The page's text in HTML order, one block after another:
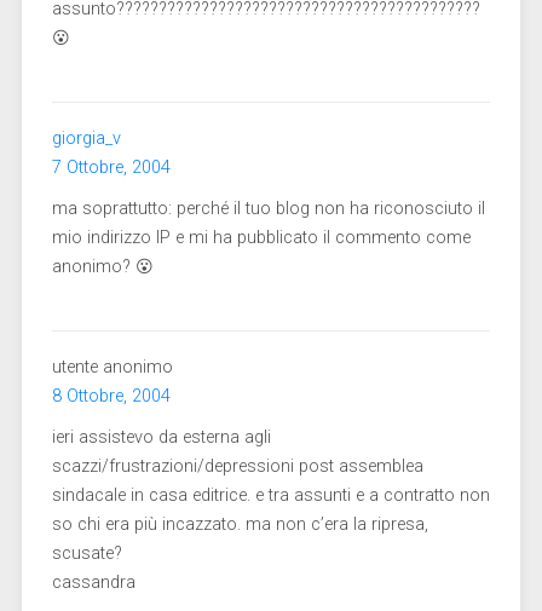
assunto???????????????????????????????????????????
😮
giorgia_v
7 Ottobre, 2004
ma soprattutto: perché il tuo blog non ha riconosciuto il
mio indirizzo IP e mi ha pubblicato il commento come
anonimo? 😮
utente anonimo
8 Ottobre, 2004
ieri assistevo da esterna agli
scazzi/frustrazioni/depressioni post assemblea
sindacale in casa editrice. e tra assunti e a contratto non
so chi era più incazzato. ma non c’era la ripresa,
scusate?
cassandra